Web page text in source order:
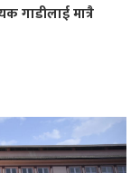
गाडीलाई मात्रै